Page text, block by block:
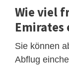
Wie viel
Emirates
Sie können
Abflug